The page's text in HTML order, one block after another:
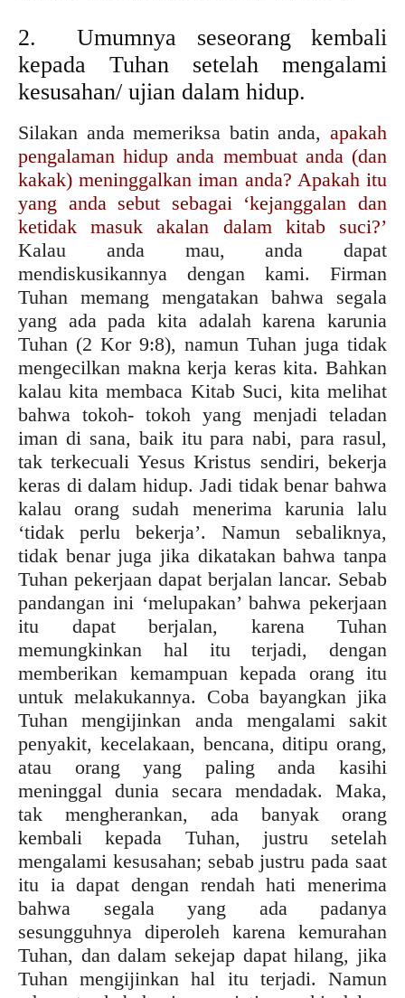
2. Umumnya seseorang kembali
kepada Tuhan setelah mengalami
kesusahan/ ujian dalam hidup.
Silakan anda memeriksa batin anda, apakah
pengalaman hidup anda membuat anda (dan
kakak) meninggalkan iman anda? Apakah itu
yang anda sebut sebagai ‘kejanggalan dan
ketidak masuk akalan dalam kitab suci?’
Kalau anda mau, anda dapat
mendiskusikannya dengan kami. Firman
Tuhan memang mengatakan bahwa segala
yang ada pada kita adalah karena karunia
Tuhan (2 Kor 9:8), namun Tuhan juga tidak
mengecilkan makna kerja keras kita. Bahkan
kalau kita membaca Kitab Suci, kita melihat
bahwa tokoh- tokoh yang menjadi teladan
iman di sana, baik itu para nabi, para rasul,
tak terkecuali Yesus Kristus sendiri, bekerja
keras di dalam hidup. Jadi tidak benar bahwa
kalau orang sudah menerima karunia lalu
‘tidak perlu bekerja’. Namun sebaliknya,
tidak benar juga jika dikatakan bahwa tanpa
Tuhan pekerjaan dapat berjalan lancar. Sebab
pandangan ini ‘melupakan’ bahwa pekerjaan
itu dapat berjalan, karena Tuhan
memungkinkan hal itu terjadi, dengan
memberikan kemampuan kepada orang itu
untuk melakukannya. Coba bayangkan jika
Tuhan mengijinkan anda mengalami sakit
penyakit, kecelakaan, bencana, ditipu orang,
atau orang yang paling anda kasihi
meninggal dunia secara mendadak. Maka,
tak mengherankan, ada banyak orang
kembali kepada Tuhan, justru setelah
mengalami kesusahan; sebab justru pada saat
itu ia dapat dengan rendah hati menerima
bahwa segala yang ada padanya
sesungguhnya diperoleh karena kemurahan
Tuhan, dan dalam sekejap dapat hilang, jika
Tuhan mengijinkan hal itu terjadi. Namun